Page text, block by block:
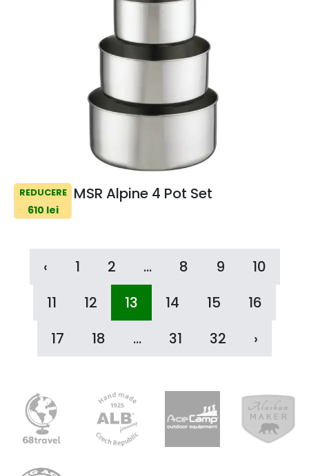
REDUCERE
610 lei
MSR Alpine 4 Pot Set
‹ 1 2 ... 8 9
10
11
12 13 14 15
16
17
18 ... 31 32 ›